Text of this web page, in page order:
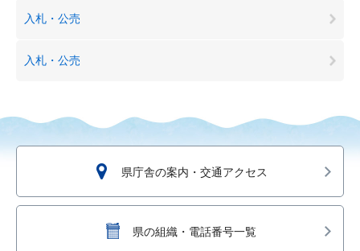
入札・公売
入札・公売
県庁舎の案内・交通アクセス
県の組織・電話番号一覧